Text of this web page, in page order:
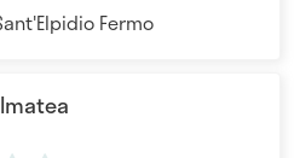
Fermo